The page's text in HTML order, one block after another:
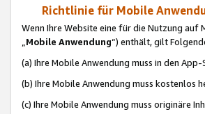
Richtlinie für Mobile
Wenn Ihre Website eine für die Nutzung
„Mobile Anwendung“) enthält, gilt
(a) Ihre Mobile Anwendung muss in den
(b) Ihre Mobile Anwendung muss kostenlos
(c) Ihre Mobile Anwendung muss originäre